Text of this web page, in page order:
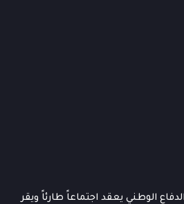
الوطني يعقد اجتماعاً طارئاً ويقر